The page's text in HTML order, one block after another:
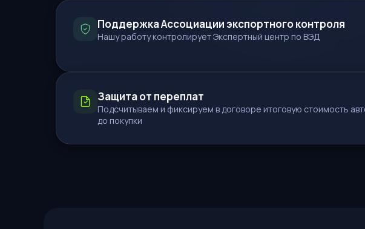
Поддержка Ассоциации экспортного контроля
Нашу работу контролирует Экспертный центр по ВЭД
Защита от переплат
Подсчитываем и фиксируем в договоре итоговую стоимость
до покупки